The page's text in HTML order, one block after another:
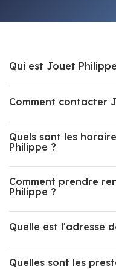
Qui est Jouet
Comment contacter
Quels sont les
Philippe ?
Comment prendre
Philippe ?
Quelle est l'adresse
Quelles sont les